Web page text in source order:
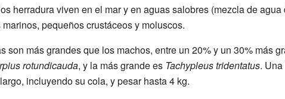
herradura viven en el mar y en aguas salobres (mezcla de
pequeños crustáceos y moluscos.
son más grandes que los machos, entre un 20% y un 30% más
rotundicauda, y la más grande es Tachypleus tridentatus.
incluyendo su cola, y pesar hasta 4 kg.